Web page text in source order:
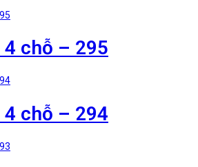
chỗ – 295
chỗ – 294